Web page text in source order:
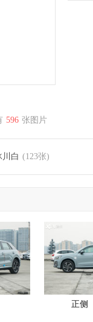
596 张图片
川白 (123张)
正侧